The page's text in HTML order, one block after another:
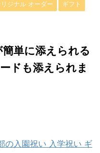
リジナル オーダー ギフト
単に添えられる
ドも添えられま